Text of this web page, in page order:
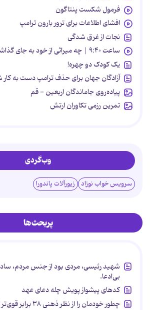
فرمول شکست پنتاگون
افشای اطلاعات برای ترور بارون ترامپ
نجات از غرق شدگی
ساعت ۹:۴۰ | چه میراثی از خود به جای گذاشت؟
یک کودک دو چهره!
آزادگان جهان برای حذف ترامپ دست به
پیاده‌روی جاماندگان اربعین - قم
تمرین رزمی تکاوران ارتش
وب‌گردی
سرویس خواب نوزاد زیورآلات پاندورا
پربحث‌ها
شهید رئیسی، مردی بود از جنس مردم،
بی‌ادعا.
کدهای پیشواز پویش چله دعای عهد
چطور خودمان را از نظر ذهنی ۳۸ برابر قوی‌تر کنیم؟